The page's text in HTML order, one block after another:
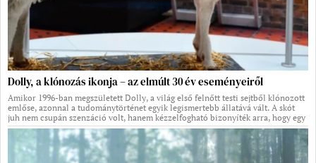
Dolly, a klónozás ikonja – az elmúlt 30 év eseményeiről
Amikor 1996-ban megszületett Dolly, a világ első felnőtt testi sejtből klónozott
emlőse, azonnal a tudománytörténet egyik legismertebb állatává vált. A skót
juh nem csupán szenzáció volt, hanem kézzelfogható bizonyíték arra, hogy egy